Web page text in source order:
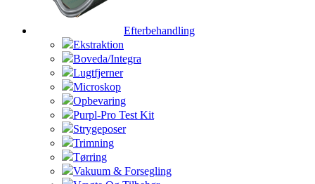
Efterbehandling
Ekstraktion
Boveda/Integra
Lugtfjerner
Microskop
Opbevaring
Purpl-Pro Test Kit
Strygeposer
Trimning
Tørring
Vakuum & Forsegling